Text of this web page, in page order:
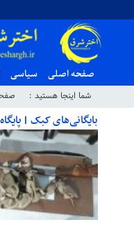
صفحه اصلی سیاسی
شما اینجا هستید :
بایگانی‌های کبک |